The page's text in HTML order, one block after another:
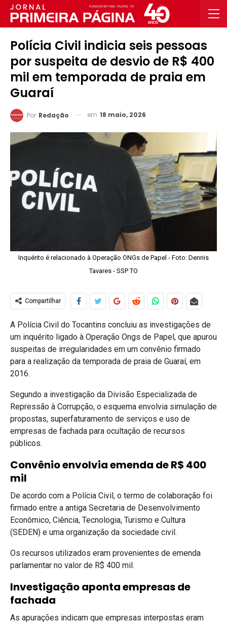
Polícia Civil indicia seis pessoas
por suspeita de desvio de R$ 400
mil em temporada de praia em
Guaraí
Por Redação em 18 maio, 2026
Inquérito é relacionado à Operação ONGs de Papel - Foto: Dennis
Tavares - SSP TO
Compartilhar
A Polícia Civil do Tocantins concluiu as investigações de
um inquérito ligado à Operação Ongs de Papel, que apurou
suspeitas de irregularidades em um convênio firmado
para a realização da temporada de praia de Guaraí, em
2016.
Segundo a investigação da Divisão Especializada de
Repressão à Corrupção, o esquema envolvia simulação de
propostas, superfaturamento de serviços e uso de
empresas de fachada para ocultação de recursos
públicos.
Convênio envolvia emenda de R$ 400
mil
De acordo com a Polícia Civil, o termo de colaboração foi
firmado entre a antiga Secretaria de Desenvolvimento
Econômico, Ciência, Tecnologia, Turismo e Cultura
(SEDEN) e uma organização da sociedade civil.
Os recursos utilizados eram provenientes de emenda
parlamentar no valor de R$ 400 mil.
Investigação aponta empresas de
fachada
As apurações indicam que empresas interpostas eram